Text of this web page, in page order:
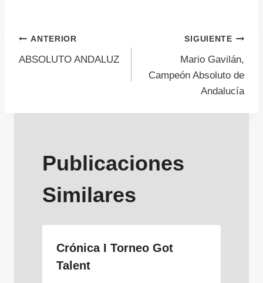
Navegación
entradas
ANTERIOR
ABSOLUTO ANDALUZ
SIGUIENTE
Mario Gavilán,
Campeón Absoluto de
Andalucía
Publicaciones
Similares
Crónica I Torneo Got
Talent